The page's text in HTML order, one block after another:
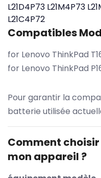
L21D4P73 L21M4P73
L21C4P72
Compatibles
for Lenovo ThinkPad
for Lenovo ThinkPad
Pour garantir la
batterie utilisée
Comment
mon appareil ?